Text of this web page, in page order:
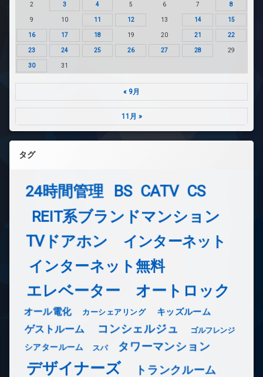
2 3 4 5 6 7 8
9 10 11 12 13 14 15
16 17 18 19 20 21 22
23 24 25 26 27 28 29
30 31
« 9月
11月 »
タグ
24時間管理 BS CATV CS
REIT系ブランドマンション
TVドアホン
インターネット
インターネット無料
エレベーター オートロック
オール電化 カーシェアリング キッズルーム
ゲストルーム コンシェルジュ ゴルフレンジ
シアタールーム スパ タワーマンション
デザイナーズ トランクルーム